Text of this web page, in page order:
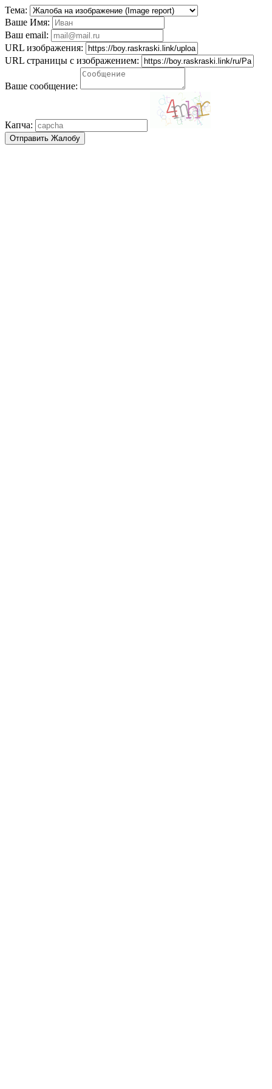
Тема:
Ваше Имя:
Ваш email:
URL изображения:
URL страницы с изображением:
Ваше сообщение:
Капча: